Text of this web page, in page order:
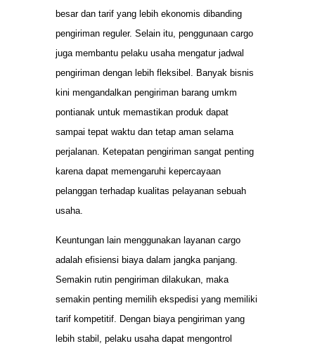
besar dan tarif yang lebih ekonomis dibanding
pengiriman reguler. Selain itu, penggunaan cargo
juga membantu pelaku usaha mengatur jadwal
pengiriman dengan lebih fleksibel. Banyak bisnis
kini mengandalkan pengiriman barang umkm
pontianak untuk memastikan produk dapat
sampai tepat waktu dan tetap aman selama
perjalanan. Ketepatan pengiriman sangat penting
karena dapat memengaruhi kepercayaan
pelanggan terhadap kualitas pelayanan sebuah
usaha.
Keuntungan lain menggunakan layanan cargo
adalah efisiensi biaya dalam jangka panjang.
Semakin rutin pengiriman dilakukan, maka
semakin penting memilih ekspedisi yang memiliki
tarif kompetitif. Dengan biaya pengiriman yang
lebih stabil, pelaku usaha dapat mengontrol